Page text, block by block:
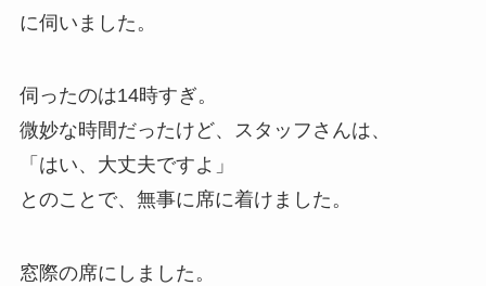
に伺いました。
伺ったのは14時すぎ。
微妙な時間だったけど、スタッフさんは、
「はい、大丈夫ですよ」
とのことで、無事に席に着けました。
窓際の席にしました。